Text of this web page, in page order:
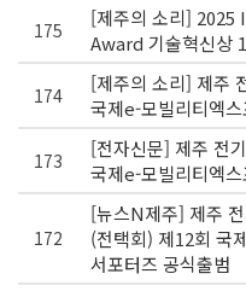
175
[제주의 소리]
Award 기술혁신상
174
[제주의 소리] 제주
국제e-모빌리티엑
173
[전자신문] 제주 전
국제e-모빌리티엑
172
[뉴스N제주] 제주
(전택회) 제12회 국
서포터즈 공식출범